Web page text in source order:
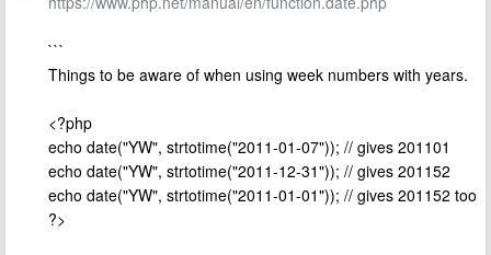
```
Things to be aware of when using week numbers with years.
<?php
echo date("YW", strtotime("2011-01-07")); // gives 201101
echo date("YW", strtotime("2011-12-31")); // gives 201152
echo date("YW", strtotime("2011-01-01")); // gives 201152 too
?>